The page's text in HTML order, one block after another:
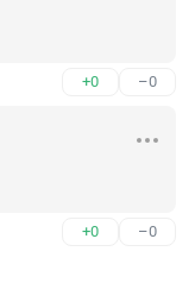
+0 –0
+0 –0